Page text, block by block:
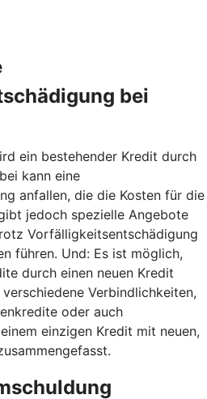
bei
ein bestehender Kredit durch
kann eine
anfallen, die die Kosten für die
jedoch spezielle Angebote
Vorfälligkeitsentschädigung
führen. Und: Es ist möglich,
durch einen neuen Kredit
Verbindlichkeiten,
oder auch
einzigen Kredit mit neuen,